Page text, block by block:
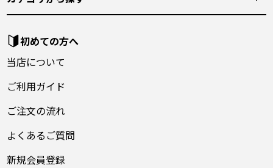
初めての方へ
当店について
ご利用ガイド
ご注文の流れ
よくあるご質問
新規会員登録